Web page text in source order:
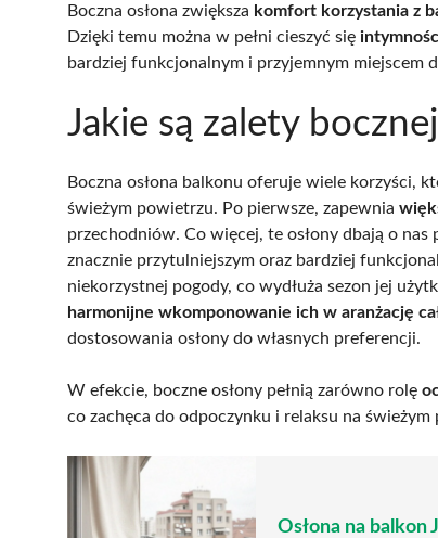
Boczna osłona zwiększa komfort korzystania z
Dzięki temu można w pełni cieszyć się
bardziej funkcjonalnym i przyjemnym miejscem
Jakie są zalety
Boczna osłona balkonu oferuje wiele korzyści,
świeżym powietrzu. Po pierwsze, zapewnia
przechodniów. Co więcej, te osłony dbają o nas
znacznie przytulniejszym oraz bardziej
niekorzystnej pogody, co wydłuża sezon jej
harmonijne wkomponowanie ich w aranżację
dostosowania osłony do własnych preferencji.
W efekcie, boczne osłony pełnią zarówno rolę
co zachęca do odpoczynku i relaksu na świeżym
Osłona na balkon